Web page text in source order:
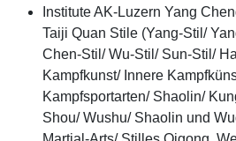
Institute AK-Luzern Yang
Taiji Quan Stile (Yang-Stil/
Chen-Stil/ Wu-Stil/ Sun-Stil/
Kampfkunst/ Innere
Kampfsportarten/ Shaolin/
Shou/ Wushu/ Shaolin und